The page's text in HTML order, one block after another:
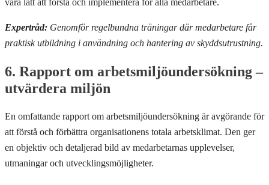
Expertråd: Genomför regelbundna träningar där medarbetare får
praktisk utbildning i användning och hantering av skyddsutrustning.
6. Rapport om arbetsmiljöundersökning –
utvärdera miljön
En omfattande rapport om arbetsmiljöundersökning är avgörande för
att förstå och förbättra organisationens totala arbetsklimat. Den ger
en objektiv och detaljerad bild av medarbetarnas upplevelser,
utmaningar och utvecklingsmöjligheter.